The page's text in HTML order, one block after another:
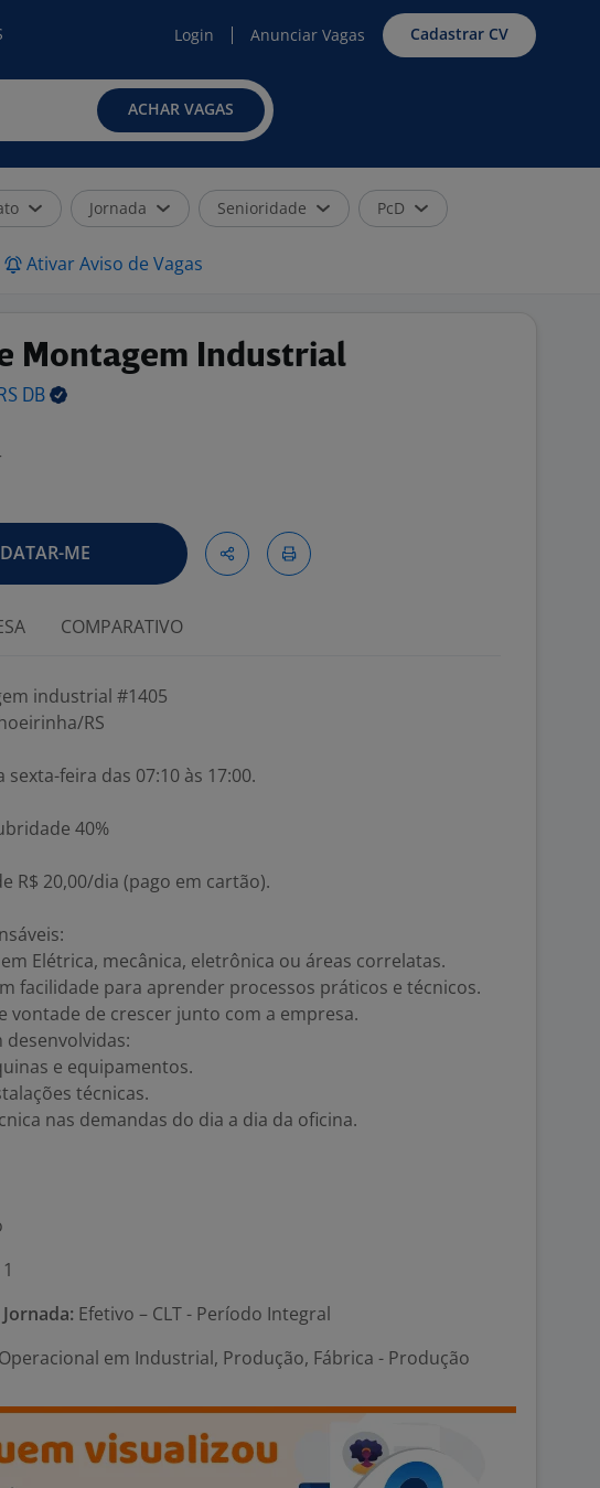
Login Anunciar Vagas Cadastrar CV
ACHAR VAGAS
Jornada Senioridade PcD
Ativar Aviso de Vagas
Montagem Industrial
DB
ME
COMPARATIVO
industrial #1405
RS
feira das 07:10 às 17:00.
40%
R$ 20,00/dia (pago em cartão).
Elétrica, mecânica, eletrônica ou áreas correlatas.
facilidade para aprender processos práticos e técnicos.
vontade de crescer junto com a empresa.
desenvolvidas:
e equipamentos.
técnicas.
nas demandas do dia a dia da oficina.
1
Efetivo – CLT - Período Integral
Operacional em Industrial, Produção, Fábrica - Produção